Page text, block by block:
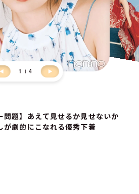
1 4
問題】あえて見せるか見せないか
が劇的にこなれる優秀下着